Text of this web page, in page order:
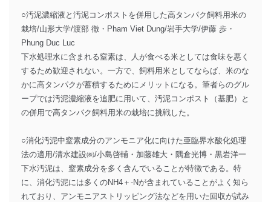
○汚泥濃縮液と汚泥コンポストを併用した高タンパク飼料用米の
栽培/山形大学/渡部 徹・Pham Viet Dung/岩手大学/伊藤 歩・
Phung Duc Luc
下水処理水に含まれる窒素は、人が食べる米としては食味を悪く
するため歓迎されない。一方で、飼料用米としてならば、米のな
かに高タンパクが蓄積するためにメリットになる。筆者らのグル
ープでは汚泥濃縮液を追肥に用いて、汚泥コンポスト（基肥）と
の併用で高タンパク飼料用米の栽培に挑戦した。
○消化汚泥中窒素成分のアンモニア化に向けた亜臨界水酸化処理
法の適用/清水建設㈱/小島啓輔・加藤雄大・隅倉光博・黒岩洋一
下水汚泥は、窒素成分を多く含んでいることが特徴である。特
に、消化汚泥には多くのNH4＋-Nが含まれていることがよく知ら
れており、アンモニアストリッピング法などを用いた回収が試み